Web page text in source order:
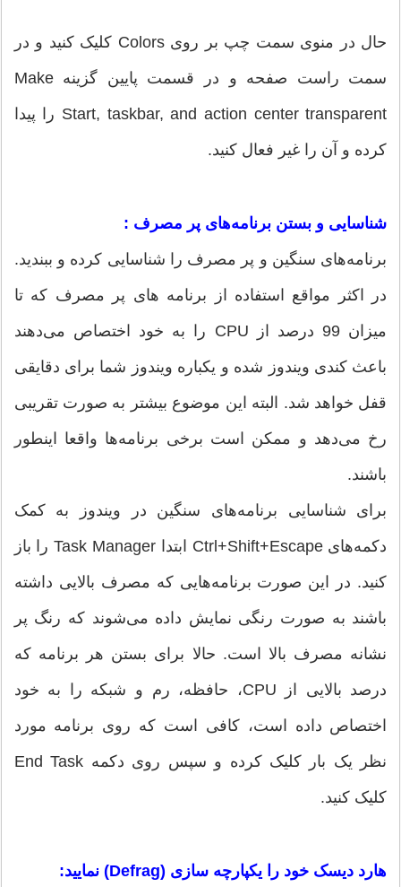
حال در منوی سمت چپ بر روی Colors کلیک کنید و در
سمت راست صفحه و در قسمت پایین گزینه Make
Start, taskbar, and action center transparent را پیدا
کرده و آن را غیر فعال کنید.
شناسایی و بستن برنامه‌های پر مصرف :
برنامه‌های سنگین و پر مصرف را شناسایی کرده و ببندید.
در اکثر مواقع استفاده از برنامه‌ های پر مصرف که تا
میزان 99 درصد از CPU را به خود اختصاص می‌دهند
باعث کندی ویندوز شده و یکباره ویندوز شما برای دقایقی
قفل خواهد شد. البته این موضوع بیشتر به صورت تقریبی
رخ می‌دهد و ممکن است برخی برنامه‌ها واقعا اینطور
باشند.
برای شناسایی برنامه‌های سنگین در ویندوز به کمک
دکمه‌های Ctrl+Shift+Escape ابتدا Task Manager را باز
کنید. در این صورت برنامه‌هایی که مصرف بالایی داشته
باشند به صورت رنگی نمایش داده می‌شوند که رنگ پر
نشانه مصرف بالا است. حالا برای بستن هر برنامه که
درصد بالایی از CPU، حافظه، رم و شبکه را به خود
اختصاص داده است، کافی است که روی برنامه مورد
نظر یک بار کلیک کرده و سپس روی دکمه End Task
کلیک کنید.
هارد دیسک خود را یکپارچه سازی (Defrag) نمایید: